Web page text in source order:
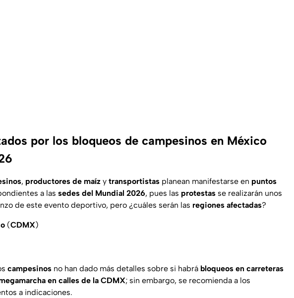
por los bloqueos de campesinos en México
, productores de maíz y transportistas planean manifestarse en puntos
a las sedes del Mundial 2026, pues las protestas se realizarán unos
de este evento deportivo, pero ¿cuáles serán las regiones afectadas?
(CDMX)
campesinos no han dado más detalles sobre si habrá bloqueos en carreteras
en calles de la CDMX; sin embargo, se recomienda a los
a indicaciones.